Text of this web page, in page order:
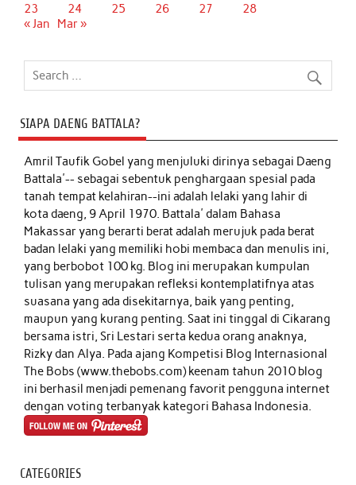
23
24 25 26 27
28
« Jan
Mar »
SIAPA DAENG BATTALA?
Amril Taufik Gobelyang menjuluki dirinya sebagai Daeng
Battala'-- sebagai sebentuk penghargaan spesial pada
tanah tempat kelahiran--ini adalah lelaki yang lahir di
kota daeng, 9 April 1970. Battala' dalam Bahasa
Makassar yang berarti berat adalah merujuk pada berat
badan lelaki yang memiliki hobi membaca dan menulis ini,
yang berbobot 100 kg. Blog ini merupakan kumpulan
tulisan yang merupakan refleksi kontemplatifnya atas
suasana yang ada disekitarnya, baik yang penting,
maupun yang kurang penting. Saat ini tinggal di Cikarang
bersama istri, Sri Lestari serta kedua orang anaknya,
Rizky dan Alya. Pada ajang Kompetisi Blog Internasional
The Bobs (www.thebobs.com) keenam tahun 2010 blog
ini berhasil menjadi pemenang favorit pengguna internet
dengan voting terbanyak kategori Bahasa Indonesia.
CATEGORIES